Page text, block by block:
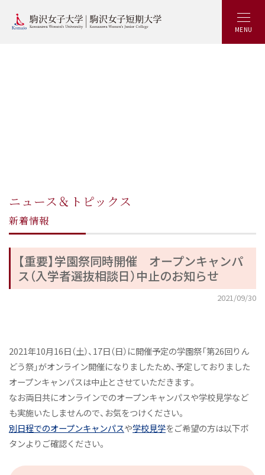
MENU
ニュース＆トピックス
新着情報
【重要】学園祭同時開催 オープンキャンパ
ス（入学者選抜相談日）中止のお知らせ
2021/09/30
2021年10月16日（土）、17日（日）に開催予定の学園祭「第26回りん
どう祭」がオンライン開催になりましたため、予定しておりました
オープンキャンパスは中止とさせていただきます。
なお両日共にオンラインでのオープンキャンパスや学校見学など
も実施いたしませんので、お気をつけください。
別日程でのオープンキャンパスや学校見学をご希望の方は以下ボ
タンよりご確認ください。